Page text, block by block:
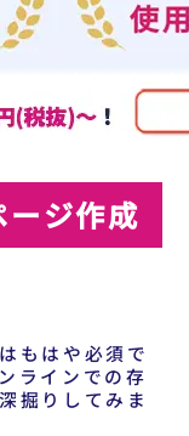
ジ作成
もはや必須で
ラインでの存
掘りしてみま